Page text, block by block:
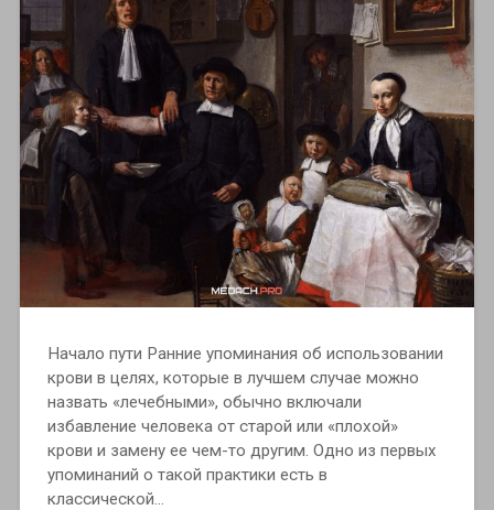
Начало пути Ранние упоминания об использовании
крови в целях, которые в лучшем случае можно
назвать «лечебными», обычно включали
избавление человека от старой или «плохой»
крови и замену ее чем-то другим. Одно из первых
упоминаний о такой практики есть в
классической…